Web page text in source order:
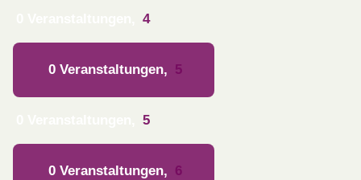
4
0 Veranstaltungen, 5
5
0 Veranstaltungen, 6